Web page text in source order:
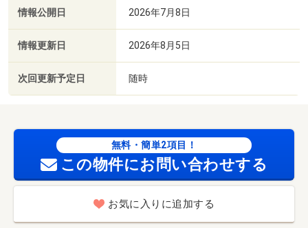
情報公開日 2026年7月8日
情報更新日 2026年8月5日
次回更新予定日 随時
無料・簡単2項目！
この物件にお問い合わせする
お気に入りに追加する